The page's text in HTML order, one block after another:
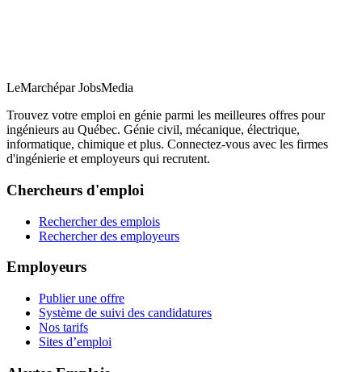
LeMarchépar JobsMedia
Trouvez votre emploi en génie parmi les meilleures offres pour
ingénieurs au Québec. Génie civil, mécanique, électrique,
informatique, chimique et plus. Connectez-vous avec les firmes
d'ingénierie et employeurs qui recrutent.
Chercheurs d'emploi
Rechercher des emplois
Rechercher des employeurs
Employeurs
Publier une offre
Système de suivi des candidatures
Nos tarifs
Sites d’emploi